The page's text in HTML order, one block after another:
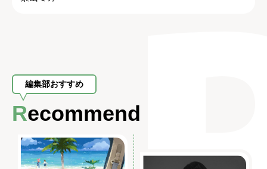
編集部おすすめ
Recommend